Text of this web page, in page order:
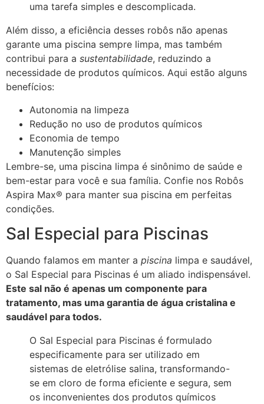
uma tarefa simples e descomplicada.
Além disso, a eficiência desses robôs não apenas
garante uma piscina sempre limpa, mas também
contribui para a sustentabilidade, reduzindo a
necessidade de produtos químicos. Aqui estão alguns
benefícios:
Autonomia na limpeza
Redução no uso de produtos químicos
Economia de tempo
Manutenção simples
Lembre-se, uma piscina limpa é sinônimo de saúde e
bem-estar para você e sua família. Confie nos Robôs
Aspira Max® para manter sua piscina em perfeitas
condições.
Sal Especial para Piscinas
Quando falamos em manter a piscina limpa e saudável,
o Sal Especial para Piscinas é um aliado indispensável.
Este sal não é apenas um componente para
tratamento, mas uma garantia de água cristalina e
saudável para todos.
O Sal Especial para Piscinas é formulado
especificamente para ser utilizado em
sistemas de eletrólise salina, transformando-
se em cloro de forma eficiente e segura, sem
os inconvenientes dos produtos químicos